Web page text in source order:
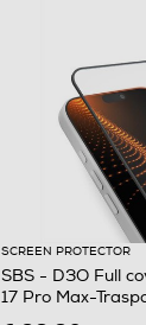
SCREEN PROTECTOR
SBS - D3O Full
17 Pro Max-